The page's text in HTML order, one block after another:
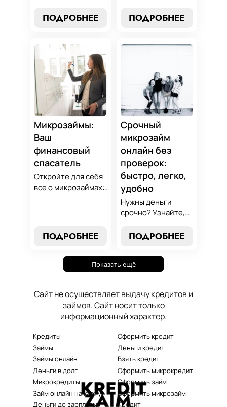
узнайте, как
вариант для ваших
нужд. Откройте
экспертные
стратегии
погашения и
сделайте
осознанный выбор,
который
поддержит вашу
финансовую
стабильность.
ПОДРОБНЕЕ
лучшие стратегии
погашения и
избежанию
финансово
грамотным с нами!
ПОДРОБНЕЕ
Микрозаймы:
Ваш
финансовый
спасатель
Откройте для себя
все о микрозаймах:
погашения. Наше
вашим надежным
помощником в мире
ПОДРОБНЕЕ
Срочный
микрозайм
онлайн без
проверок:
быстро, легко,
удобно
Нужны деньги
срочно? Узнайте,
срочный
без проверок и
длительного
проблем здесь и
сейчас.
ПОДРОБНЕЕ
Показать ещё
Сайт не осуществляет выдачу кредитов и
займов. Сайт носит только
информационный характер.
Кредиты
Займы
Займы онлайн
Деньги в долг
Микрокредиты
Займ онлайн на карту
Деньги до зарплаты
Оформить кредит
Деньги кредит
Взять кредит
Оформить микрокредит
Оформить займ
Оформить микрозайм
Кредит